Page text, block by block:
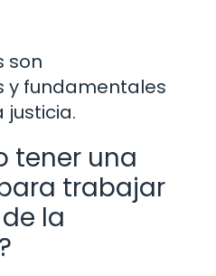
son
y fundamentales
justicia.
tener una
trabajar
la